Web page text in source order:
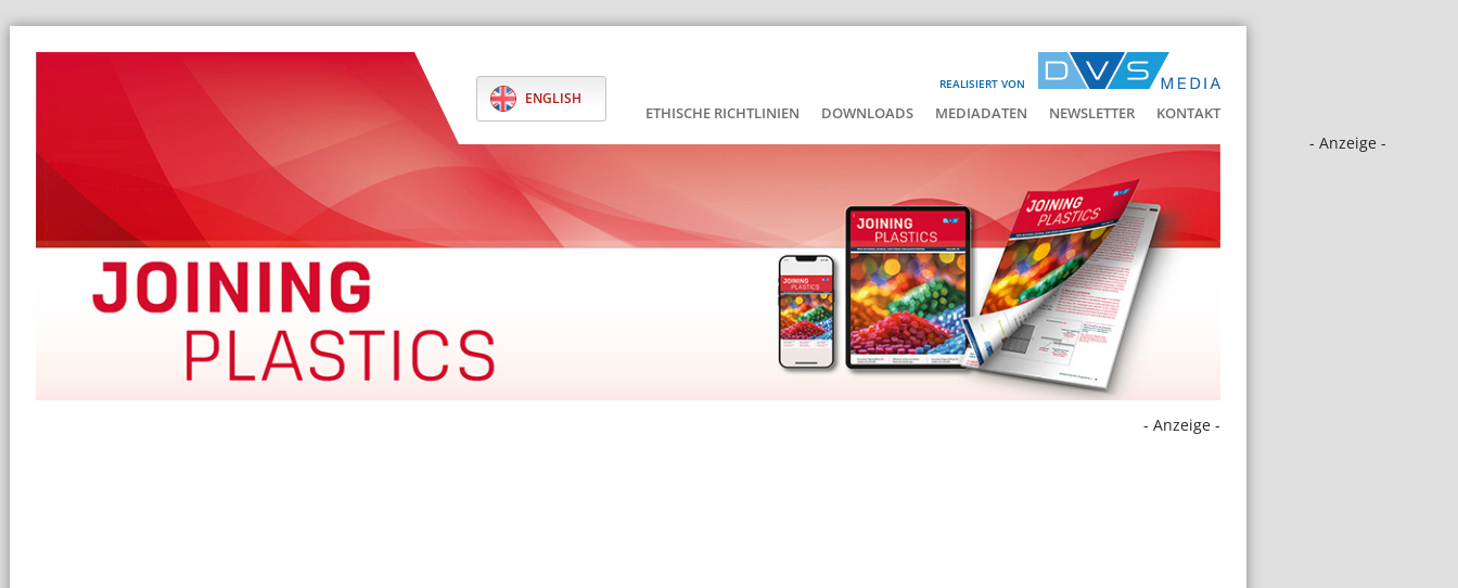
REALISIERT VON
ENGLISH
ETHISCHE RICHTLINIEN DOWNLOADS MEDIADATEN NEWSLETTER KONTAKT
- Anzeige -
- Anzeige -